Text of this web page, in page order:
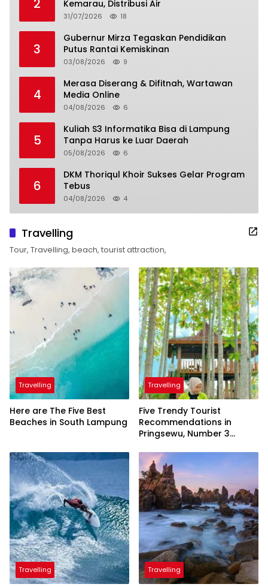
Kemarau, Distribusi Air
31/07/2026 18
3
Gubernur Mirza Tegaskan Pendidikan
Putus Rantai Kemiskinan
03/08/2026 9
4
Merasa Diserang & Difitnah, Wartawan
Media Online
04/08/2026 6
5
Kuliah S3 Informatika Bisa di Lampung
Tanpa Harus ke Luar Daerah
05/08/2026 6
6
DKM Thoriqul Khoir Sukses Gelar Program
Tebus
04/08/2026 4
Travelling
Tour, Travelling, beach, tourist attraction,
Travelling
Here are The Five Best
Beaches in South Lampung
Travelling
Five Trendy Tourist
Recommendations in
Pringsewu, Number 3
President
Travelling Travelling